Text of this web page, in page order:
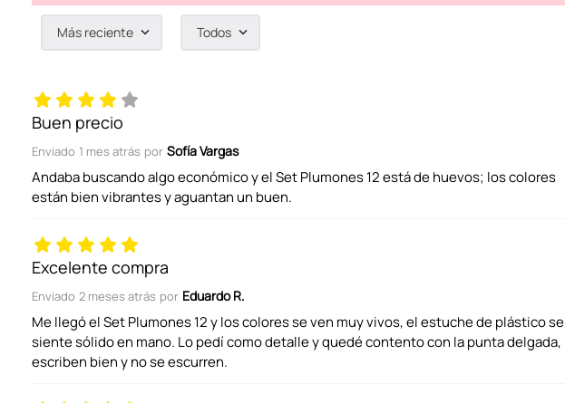
Agregar comentario
Califica el producto de 1 a 5 estrellas
Tu nombre
Dirección de email
Más reciente Todos
Buen precio
Enviado 1 mes atrás por Sofía Vargas
Andaba buscando algo económico y el Set Plumones 12 está de huevos; los colores
están bien vibrantes y aguantan un buen.
Excelente compra
Enviado 2 meses atrás por Eduardo R.
Me llegó el Set Plumones 12 y los colores se ven muy vivos, el estuche de plástico se
siente sólido en mano. Lo pedí como detalle y quedé contento con la punta delgada,
escriben bien y no se escurren.